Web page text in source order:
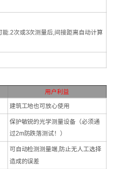
能.2次或3次测量后,间接距离自动计算
用户利益
建筑工地也可放心使用
保护敏锐的光学测量设备（必须通
过2m防跌落测试！）
可自动检测测量端,防止无人工选择
造成的误差